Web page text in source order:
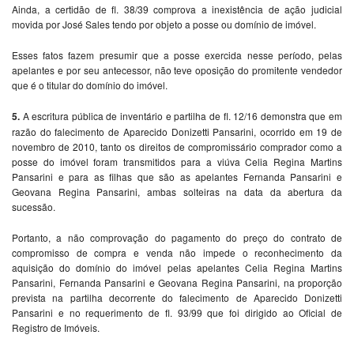
Ainda, a certidão de fl. 38/39 comprova a inexistência de ação judicial
movida por José Sales tendo por objeto a posse ou domínio de imóvel.
Esses fatos fazem presumir que a posse exercida nesse período, pelas
apelantes e por seu antecessor, não teve oposição do promitente vendedor
que é o titular do domínio do imóvel.
5. A escritura pública de inventário e partilha de fl. 12/16 demonstra que em
razão do falecimento de Aparecido Donizetti Pansarini, ocorrido em 19 de
novembro de 2010, tanto os direitos de compromissário comprador como a
posse do imóvel foram transmitidos para a viúva Celia Regina Martins
Pansarini e para as filhas que são as apelantes Fernanda Pansarini e
Geovana Regina Pansarini, ambas solteiras na data da abertura da
sucessão.
Portanto, a não comprovação do pagamento do preço do contrato de
compromisso de compra e venda não impede o reconhecimento da
aquisição do domínio do imóvel pelas apelantes Celia Regina Martins
Pansarini, Fernanda Pansarini e Geovana Regina Pansarini, na proporção
prevista na partilha decorrente do falecimento de Aparecido Donizetti
Pansarini e no requerimento de fl. 93/99 que foi dirigido ao Oficial de
Registro de Imóveis.